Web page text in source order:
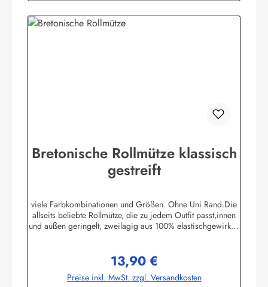
Bretonische Rollmütze klassisch
gestreift
viele Farbkombinationen und Größen. Ohne Uni Rand.Die
allseits beliebte Rollmütze, die zu jedem Outfit passt,innen
und außen geringelt, zweilagig aus 100% elastischgewirkter
zu allen Ringelmuster - Hemden. Größe 0 - bis 46 cm
Kopfumfang (bis 18 Monate)Größe 1 - bis 52 cm
Kopfumfang (Kleinkinder)Größe 2 - bis 55 cm Kopfumfang
Regulärer Preis:
13,90 €
Preise inkl. MwSt. zzgl. Versandkosten